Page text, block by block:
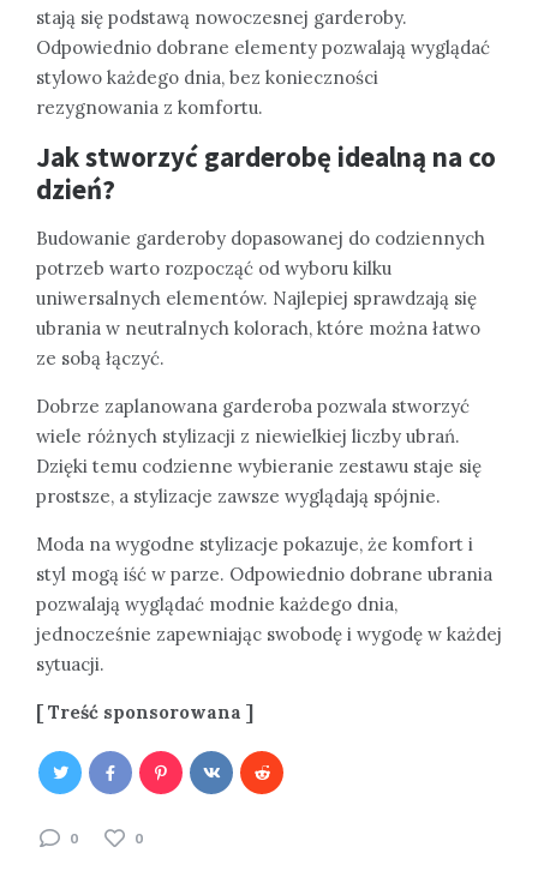
stają się podstawą nowoczesnej garderoby.
Odpowiednio dobrane elementy pozwalają wyglądać
stylowo każdego dnia, bez konieczności
rezygnowania z komfortu.
Jak stworzyć garderobę idealną na co
dzień?
Budowanie garderoby dopasowanej do codziennych
potrzeb warto rozpocząć od wyboru kilku
uniwersalnych elementów. Najlepiej sprawdzają się
ubrania w neutralnych kolorach, które można łatwo
ze sobą łączyć.
Dobrze zaplanowana garderoba pozwala stworzyć
wiele różnych stylizacji z niewielkiej liczby ubrań.
Dzięki temu codzienne wybieranie zestawu staje się
prostsze, a stylizacje zawsze wyglądają spójnie.
Moda na wygodne stylizacje pokazuje, że komfort i
styl mogą iść w parze. Odpowiednio dobrane ubrania
pozwalają wyglądać modnie każdego dnia,
jednocześnie zapewniając swobodę i wygodę w każdej
sytuacji.
[ Treść sponsorowana ]
0 0